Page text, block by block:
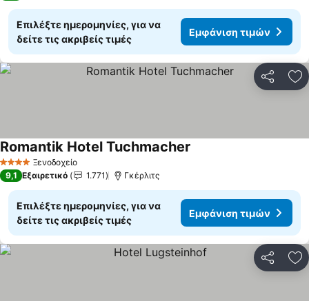
Επιλέξτε ημερομηνίες, για να
δείτε τις ακριβείς τιμές
Εμφάνιση τιμών
4 ΑστέριαΞενοδοχείο
Romantik Hotel Tuchmacher
9,1 Εξαιρετικό 1.771 Γκέρλιτς
Επιλέξτε ημερομηνίες, για να
δείτε τις ακριβείς τιμές
Εμφάνιση τιμών